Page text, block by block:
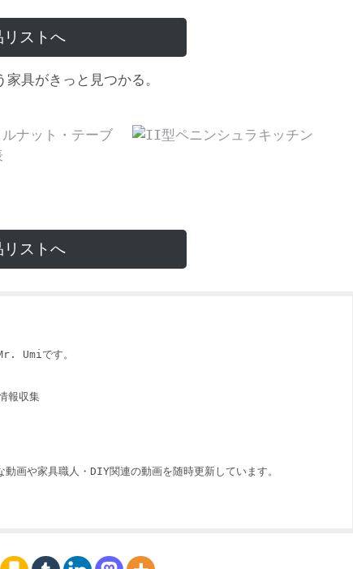
リストへ
具がきっと見つかる。
リストへ
Umiです。
報収集
画や家具職人・DIY関連の動画を随時更新しています。